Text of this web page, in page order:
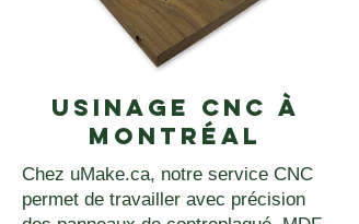
Usinage CNC à
Montréal
Chez uMake.ca, notre service CNC
permet de travailler avec précision